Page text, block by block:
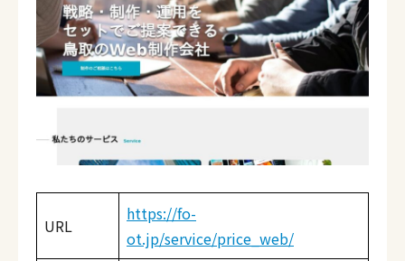
URL
https://fo-
ot.jp/service/price_web/